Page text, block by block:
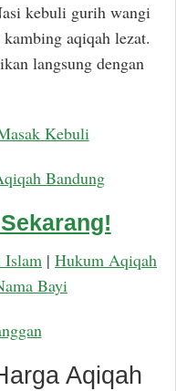
kebuli gurih wangi
aqiqah lezat.
langsung dengan
Kebuli
Bandung
Islam | Hukum Aqiqah
Bayi
Aqiqah